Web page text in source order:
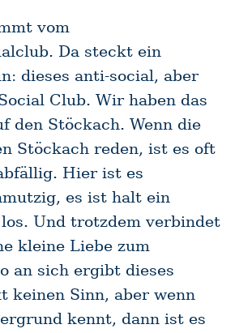
vom
Da steckt ein
dieses anti-social, aber
Club. Wir haben das
den Stöckach. Wenn die
Stöckach reden, ist es oft
Hier ist es
es ist halt ein
Und trotzdem verbindet
kleine Liebe zum
an sich ergibt dieses
keinen Sinn, aber wenn
kennt, dann ist es